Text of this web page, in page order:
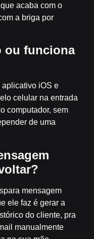
acaba com o
a briga por
ou funciona
aplicativo iOS e
celular na entrada
computador, sem
de uma
mensagem
ele faz é gerar a
do cliente, pra
manualmente